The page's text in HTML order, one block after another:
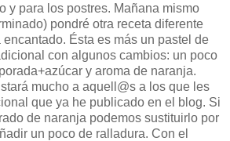
y para los postres. Mañana mismo
pondré otra receta diferente
Ésta es más un pastel de
con algunos cambios: un poco
y aroma de naranja.
mucho a aquell@s a los que les
que ya he publicado en el blog. Si
de naranja podemos sustituirlo por
un poco de ralladura. Con el